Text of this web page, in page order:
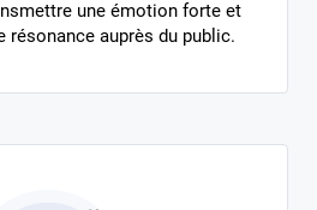
une émotion forte et
résonance auprès du public.